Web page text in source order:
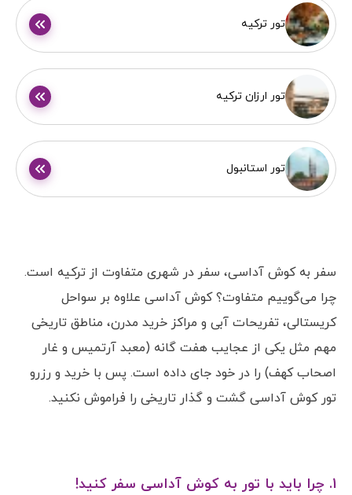
تور ترکیه
تور ارزان ترکیه
تور استانبول
سفر به کوش آداسی، سفر در شهری متفاوت از ترکیه است.
چرا می‌گوییم متفاوت؟ کوش آداسی علاوه بر سواحل
کریستالی، تفریحات آبی و مراکز خرید مدرن، مناطق تاریخی
مهم مثل یکی از عجایب هفت گانه (معبد آرتمیس و غار
اصحاب کهف) را در خود جای داده است. پس با خرید و رزرو
تور کوش آداسی گشت و گذار تاریخی را فراموش نکنید.
1. چرا باید با تور به کوش آداسی سفر کنید!